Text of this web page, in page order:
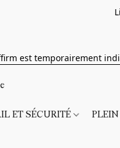
est temporairement
ET SÉCURITÉ